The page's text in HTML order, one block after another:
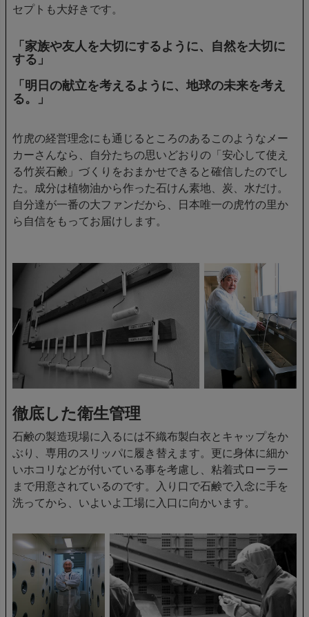
セプトも大好きです。
「家族や友人を大切にするように、自然を大切に
する」
「明日の献立を考えるように、地球の未来を考え
る。」
竹虎の経営理念にも通じるところのあるこのようなメー
カーさんなら、自分たちの思いどおりの「安心して使え
る竹炭石鹸」づくりをおまかせできると確信したのでし
た。成分は植物油から作った石けん素地、炭、水だけ。
自分達が一番の大ファンだから、日本唯一の虎竹の里か
ら自信をもってお届けします。
徹底した衛生管理
石鹸の製造現場に入るには不織布製白衣とキャップをか
ぶり、専用のスリッパに履き替えます。更に身体に細か
いホコリなどが付いている事を考慮し、粘着式ローラー
まで用意されているのです。入り口で石鹸で入念に手を
洗ってから、いよいよ工場に入口に向かいます。